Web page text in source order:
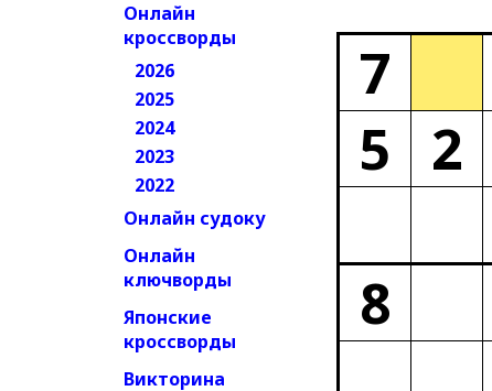
Онлайн
кроссворды
2026
2025
2024
2023
2022
Онлайн судоку
Онлайн
ключворды
Японские
кроссворды
Викторина
7
5
2
8